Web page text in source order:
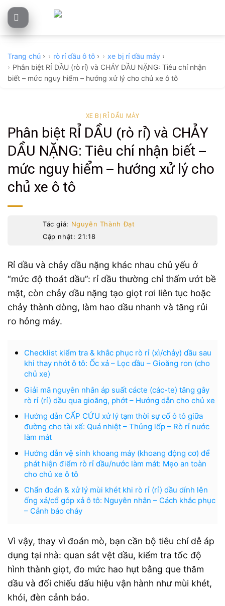
Skip
to
Trang chủ › rò rỉ dầu ô tô › xe bị rỉ dầu máy ›
Phân biệt RỈ DẦU (rò rỉ) và CHẢY DẦU NẶNG: Tiêu chí nhận
biết – mức nguy hiểm – hướng xử lý cho chủ xe ô tô
XE BỊ RỈ DẦU MÁY
Phân biệt RỈ DẦU (rò rỉ) và CHẢY
DẦU NẶNG: Tiêu chí nhận biết –
mức nguy hiểm – hướng xử lý cho
chủ xe ô tô
Tác giả: Nguyễn Thành Đạt
Cập nhật: 21:18
Rỉ dầu và chảy dầu nặng khác nhau chủ yếu ở
“mức độ thoát dầu”: rỉ dầu thường chỉ thấm ướt bề
mặt, còn chảy dầu nặng tạo giọt rơi liên tục hoặc
chảy thành dòng, làm hao dầu nhanh và tăng rủi
ro hỏng máy.
Checklist kiểm tra & khắc phục rò rỉ (xì/chảy) dầu sau
khi thay nhớt ô tô: Ốc xả – Lọc dầu – Gioăng ron (cho
chủ xe)
Giải mã nguyên nhân áp suất cácte (các-te) tăng gây
rò rỉ (rỉ) dầu qua gioăng, phớt – Hướng dẫn cho chủ xe
Hướng dẫn CẤP CỨU xử lý tạm thời sự cố ô tô giữa
đường cho tài xế: Quá nhiệt – Thủng lốp – Rò rỉ nước
làm mát
Hướng dẫn vệ sinh khoang máy (khoang động cơ) để
phát hiện điểm rò rỉ dầu/nước làm mát: Mẹo an toàn
cho chủ xe ô tô
Chẩn đoán & xử lý mùi khét khi rò rỉ (rỉ) dầu dính lên
ống xả/cổ góp xả ô tô: Nguyên nhân – Cách khắc phục
– Cảnh báo cháy
Vì vậy, thay vì đoán mò, bạn cần bộ tiêu chí dễ áp
dụng tại nhà: quan sát vệt dầu, kiểm tra tốc độ
hình thành giọt, đo mức hao hụt bằng que thăm
dầu và đối chiếu dấu hiệu vận hành như mùi khét,
khói, đèn cảnh báo.